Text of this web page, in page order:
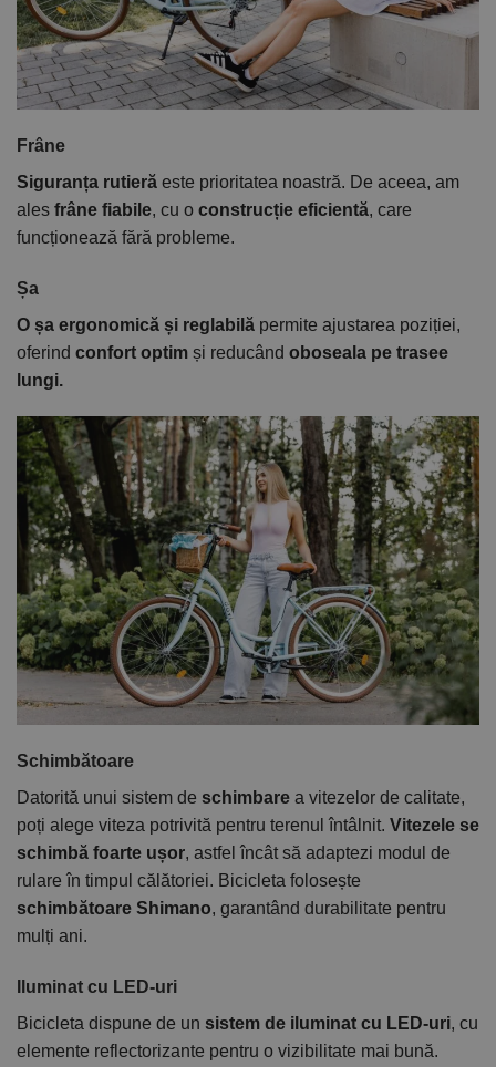
Frâne
Siguranța rutieră este prioritatea noastră. De aceea, am
ales frâne fiabile, cu o construcție eficientă, care
funcționează fără probleme.
Șa
O șa ergonomică și reglabilă permite ajustarea poziției,
oferind confort optim și reducând oboseala pe trasee
lungi.
Schimbătoare
Datorită unui sistem de schimbare a vitezelor de calitate,
poți alege viteza potrivită pentru terenul întâlnit. Vitezele se
schimbă foarte ușor, astfel încât să adaptezi modul de
rulare în timpul călătoriei. Bicicleta folosește
schimbătoare Shimano, garantând durabilitate pentru
mulți ani.
Iluminat cu LED-uri
Bicicleta dispune de un sistem de iluminat cu LED-uri, cu
elemente reflectorizante pentru o vizibilitate mai bună.